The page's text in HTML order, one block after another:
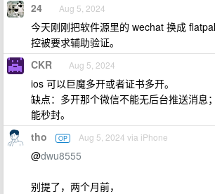
24 Aug 5, 2024
今天刚刚把软件源里的 wechat 换成
控被要求辅助验证。
CKR Aug 5, 2024
ios 可以巨魔多开或者证书多开。
缺点：多开那个微信不能无后台推送消息
能秒封。
tho OP Aug 5, 2024 via iPhone
@dwu8555
别提了，两个月前，